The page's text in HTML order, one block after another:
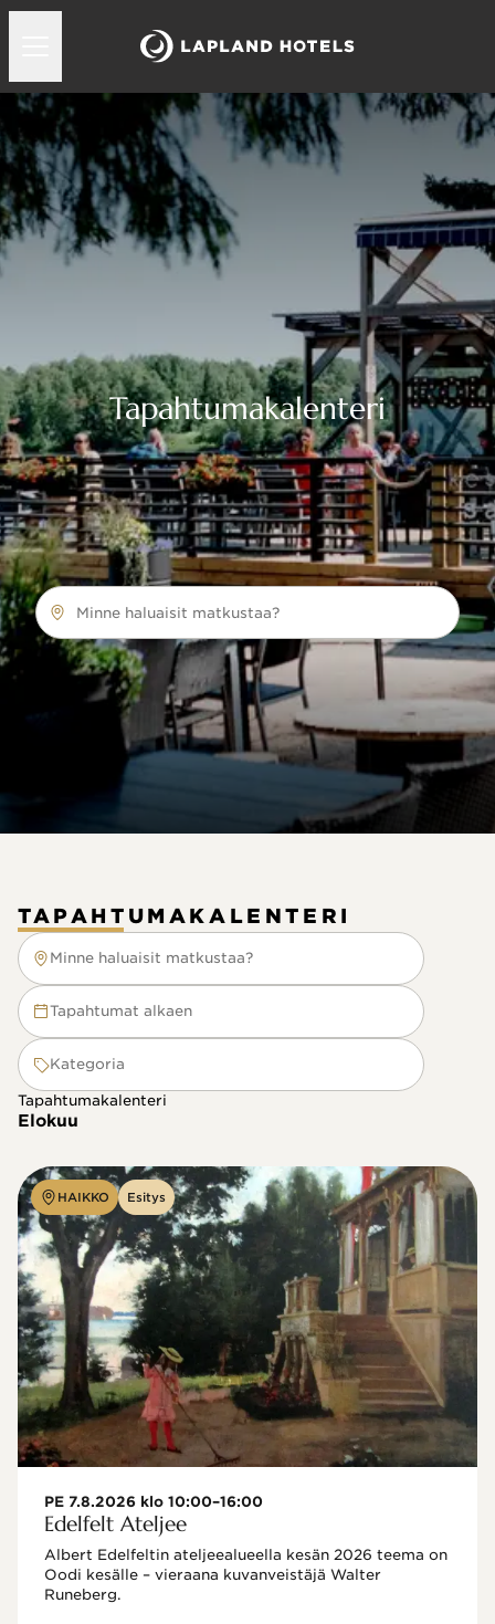
Tapahtumakalenteri
Minne haluaisit matkustaa?
TAPAHTUMAKALENTERI
Minne haluaisit matkustaa?
Minne haluaisit matkustaa?
Tapahtumat alkaen
Kategoria
Tapahtumakalenteri
Elokuu
HAIKKO Esitys
PE 7.8.2026 klo 10:00–16:00
Edelfelt Ateljee
Albert Edelfeltin ateljeealueella kesän 2026 teema on
Oodi kesälle – vieraana kuvanveistäjä Walter